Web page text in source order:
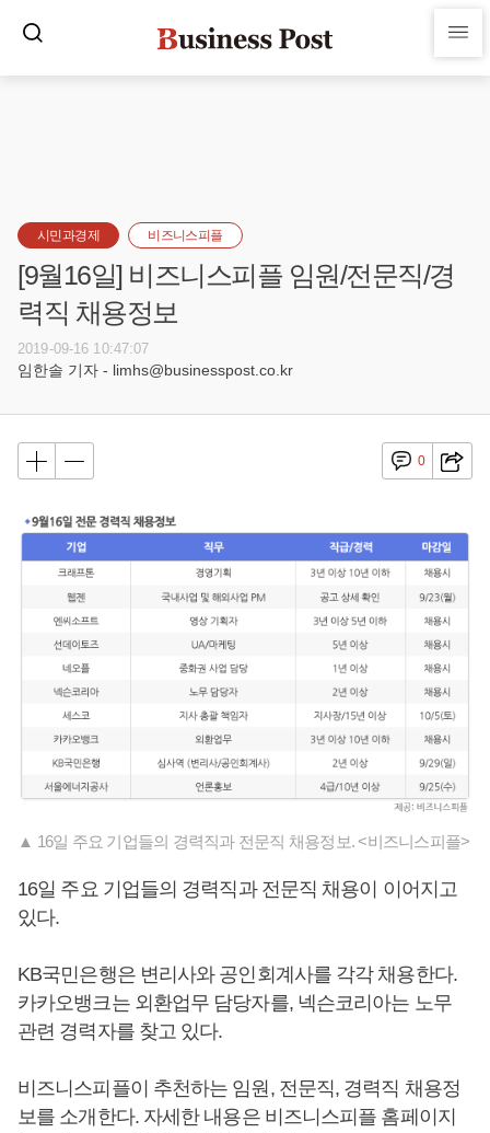
시민과경제 비즈니스피플
[9월16일] 비즈니스피플 임원/전문직/경
력직 채용정보
2019-09-16 10:47:07
임한솔 기자 - limhs@businesspost.co.kr
0
▲ 16일 주요 기업들의 경력직과 전문직 채용정보. <비즈니스피플>
16일 주요 기업들의 경력직과 전문직 채용이 이어지고
있다.
KB국민은행은 변리사와 공인회계사를 각각 채용한다.
카카오뱅크는 외환업무 담당자를, 넥슨코리아는 노무
관련 경력자를 찾고 있다.
비즈니스피플이 추천하는 임원, 전문직, 경력직 채용정
보를 소개한다. 자세한 내용은 비즈니스피플 홈페이지